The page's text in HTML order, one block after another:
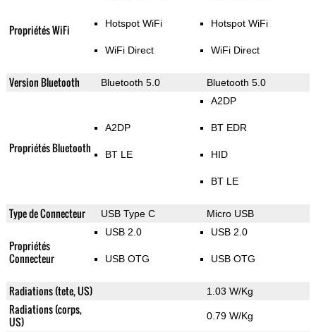
Propriétés WiFi Hotspot WiFi
WiFi Direct
Hotspot WiFi
WiFi Direct
Version Bluetooth Bluetooth 5.0 Bluetooth 5.0
Propriétés Bluetooth
A2DP
BT LE
A2DP
BT EDR
HID
BT LE
Type de Connecteur USB Type C Micro USB
Propriétés
Connecteur
USB 2.0
USB OTG
USB 2.0
USB OTG
Radiations (tete, US) 1.03 W/Kg
Radiations (corps,
US)
0.79 W/Kg